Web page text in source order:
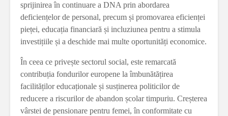
sprijinirea în continuare a DNA prin abordarea
deficiențelor de personal, precum și promovarea eficienței
pieței, educația financiară și incluziunea pentru a stimula
investițiile și a deschide mai multe oportunități economice.
În ceea ce privește sectorul social, este remarcată
contribuția fondurilor europene la îmbunătățirea
facilităților educaționale și susținerea politicilor de
reducere a riscurilor de abandon școlar timpuriu. Creșterea
vârstei de pensionare pentru femei, în conformitate cu